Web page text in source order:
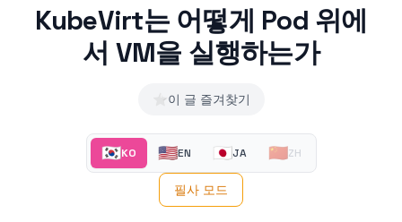
KubeVirt는 어떻게 Pod 위에
서 VM을 실행하는가
⭐이 글 즐겨찾기
🇰🇷KO 🇺🇸EN 🇯🇵JA 🇨🇳ZH
필사 모드